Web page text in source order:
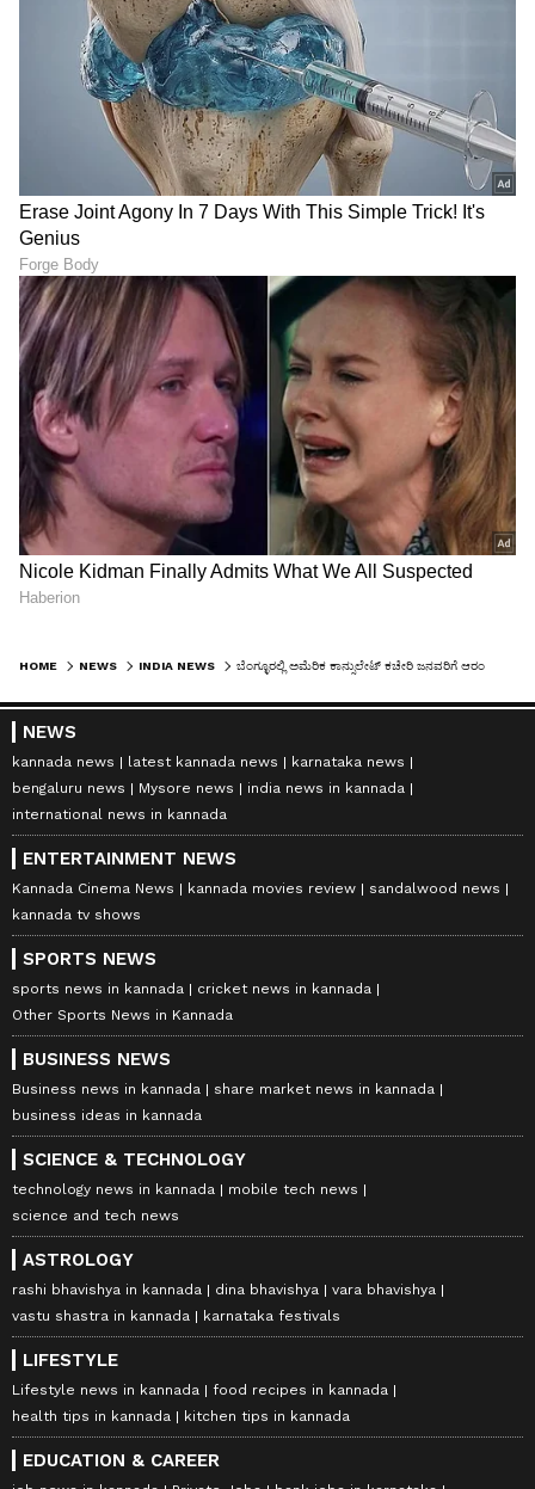
HOME NEWS INDIA NEWS
NEWS
kannada news latest kannada news
karnataka news
bengaluru news
Mysore news
india news in kannada
international news in kannada
ENTERTAINMENT NEWS
Kannada Cinema News kannada movies review
sandalwood news
kannada tv shows
SPORTS NEWS
sports news in kannada
cricket news in kannada
Other Sports News in Kannada
BUSINESS NEWS
Business news in kannada
share market news in kannada
business ideas in kannada
SCIENCE & TECHNOLOGY
technology news in kannada
mobile tech news
science and tech news
ASTROLOGY
rashi bhavishya in kannada dina bhavishya
vara bhavishya
vastu shastra in kannada
karnataka festivals
LIFESTYLE
Lifestyle news in kannada
food recipes in kannada
health tips in kannada
kitchen tips in kannada
EDUCATION & CAREER